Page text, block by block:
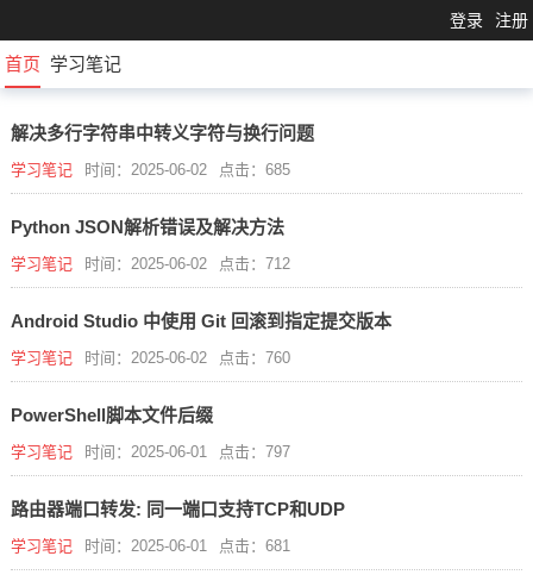
登录 注册
首页 学习笔记
解决多行字符串中转义字符与换行问题
学习笔记 时间：2025-06-02 点击：685
Python JSON解析错误及解决方法
学习笔记 时间：2025-06-02 点击：712
Android Studio 中使用 Git 回滚到指定提交版本
学习笔记 时间：2025-06-02 点击：760
PowerShell脚本文件后缀
学习笔记 时间：2025-06-01 点击：797
路由器端口转发: 同一端口支持TCP和UDP
学习笔记 时间：2025-06-01 点击：681